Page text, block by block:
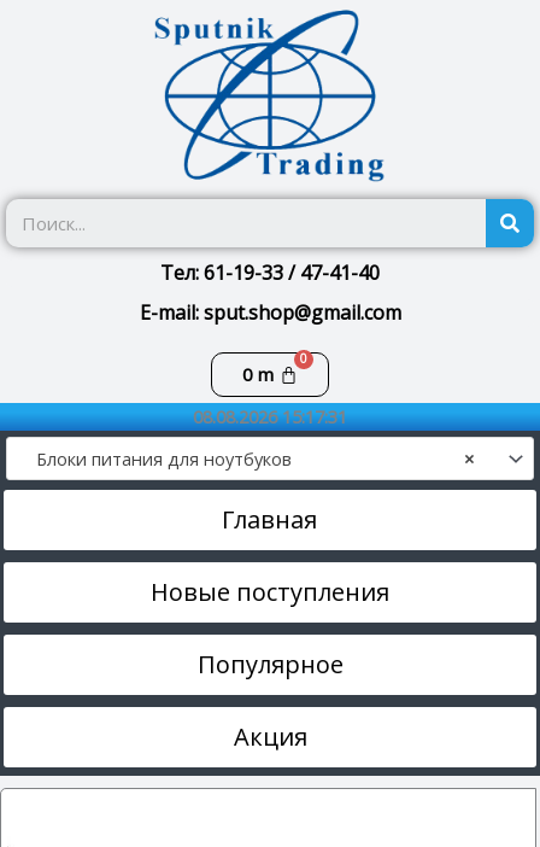
Тел: 61-19-33 / 47-41-40
E-mail: sput.shop@gmail.com
0m
Корзина
08.08.2026 15:17:31
×
Блоки питания для ноутбуков
Главная
Новые поступления
Популярное
Акция